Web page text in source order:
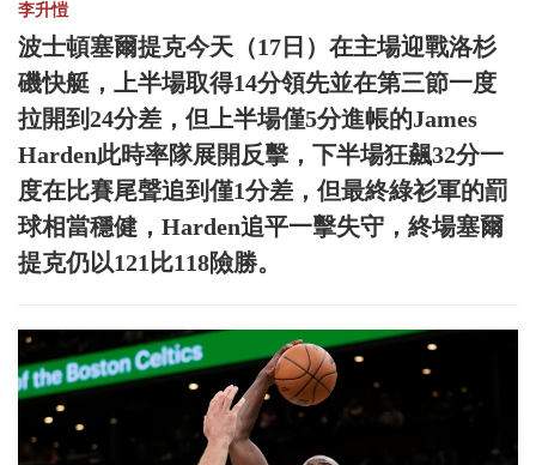
李升愷
波士頓塞爾提克今天（17日）在主場迎戰洛杉
磯快艇，上半場取得14分領先並在第三節一度
拉開到24分差，但上半場僅5分進帳的James
Harden此時率隊展開反擊，下半場狂飆32分一
度在比賽尾聲追到僅1分差，但最終綠衫軍的罰
球相當穩健，Harden追平一擊失守，終場塞爾
提克仍以121比118險勝。